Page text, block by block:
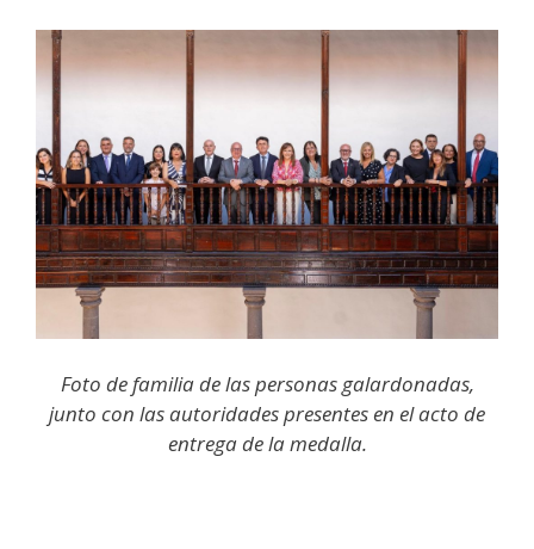
Foto de familia de las personas galardonadas,
junto con las autoridades presentes en el acto de
entrega de la medalla.